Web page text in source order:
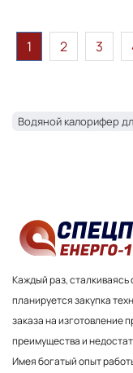
1 2 3
Водяной калорифер
Каждый раз,
планируется закупка
заказа на изготовление
преимущества и
Имея богатый опыт